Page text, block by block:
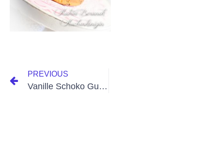
PREVIOUS
Vanille Schoko Guglhupf